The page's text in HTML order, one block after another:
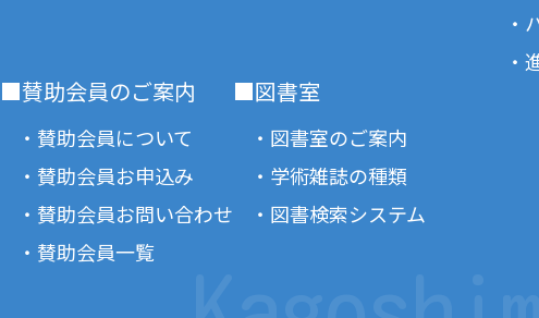
・
・
■賛助会員のご案内
・賛助会員について
・賛助会員お申込み
・賛助会員お問い合わせ
・賛助会員一覧
■図書室
・図書室のご案内
・学術雑誌の種類
・図書検索システム